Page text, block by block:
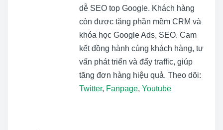
dễ SEO top Google. Khách hàng
còn được tặng phần mềm CRM và
khóa học Google Ads, SEO. Cam
kết đồng hành cùng khách hàng, tư
vấn phát triển và đẩy traffic, giúp
tăng đơn hàng hiệu quả. Theo dõi:
Twitter, Fanpage, Youtube